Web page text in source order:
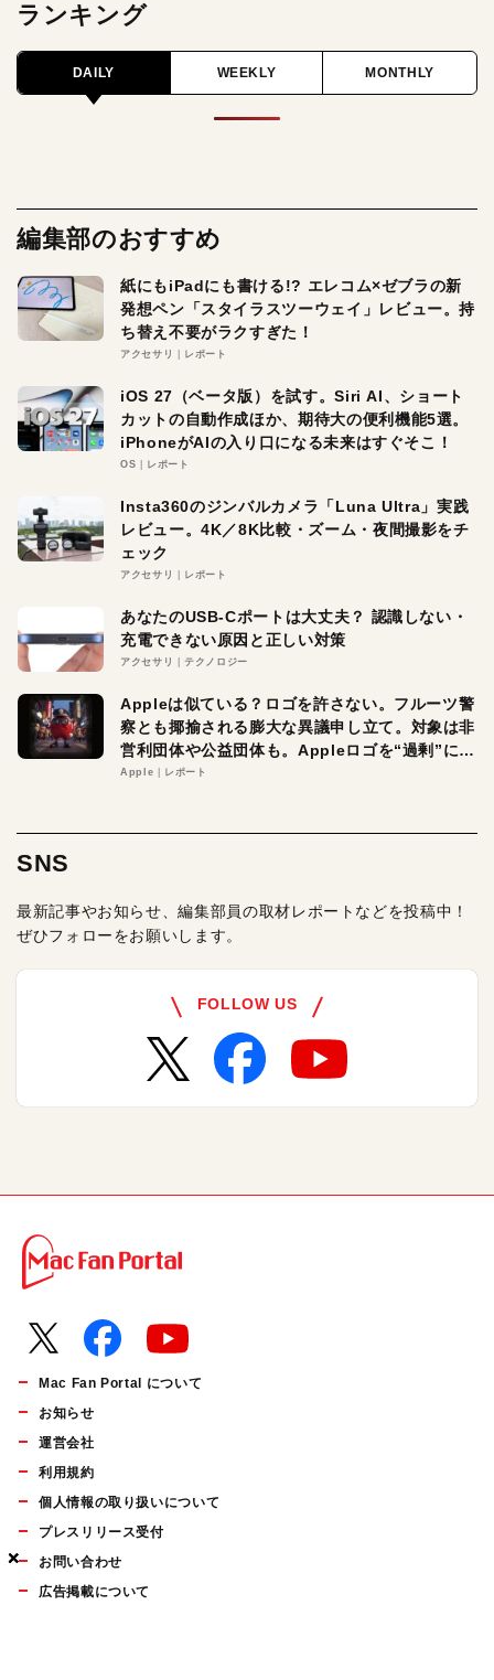
×
×
×
ランキング
DAILY WEEKLY MONTHLY
編集部のおすすめ
紙にもiPadにも書ける!? エレコム×ゼブラの新
発想ペン「スタイラスツーウェイ」レビュー。持
ち替え不要がラクすぎた！
アクセサリ レポート
iOS 27（ベータ版）を試す。Siri AI、ショート
カットの自動作成ほか、期待大の便利機能5選。
iPhoneがAIの入り口になる未来はすぐそこ！
OS レポート
Insta360のジンバルカメラ「Luna Ultra」実践
レビュー。4K／8K比較・ズーム・夜間撮影をチ
ェック
アクセサリ レポート
あなたのUSB-Cポートは大丈夫？ 認識しない・
充電できない原因と正しい対策
アクセサリ テクノロジー
Appleは似ている？ロゴを許さない。フルーツ警
察とも揶揄される膨大な異議申し立て。対象は非
営利団体や公益団体も。Appleロゴを“過剰”に守
る理由とは
Apple レポート
SNS
最新記事やお知らせ、編集部員の取材レポートなどを投稿中！
ぜひフォローをお願いします。
FOLLOW US
Mac Fan Portal について
お知らせ
運営会社
利用規約
個人情報の取り扱いについて
プレスリリース受付
お問い合わせ
広告掲載について